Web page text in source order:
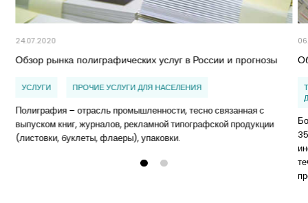
24.07.2020
Обзор рынка полиграфических услуг в России и прогнозы
УСЛУГИ ПРОЧИЕ УСЛУГИ ДЛЯ НАСЕЛЕНИЯ
Полиграфия – отрасль промышленности, тесно связанная с
выпуском книг, журналов, рекламной типографской продукции
(листовки, буклеты, флаеры), упаковки.